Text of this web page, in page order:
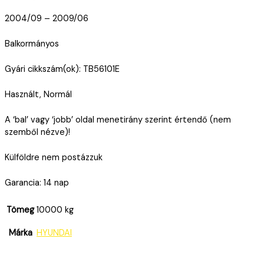
2004/09 – 2009/06
Balkormányos
Gyári cikkszám(ok): TB56101E
Használt, Normál
A ‘bal’ vagy ‘jobb’ oldal menetirány szerint értendő (nem
szemből nézve)!
Külföldre nem postázzuk
Garancia: 14 nap
Tömeg 10000 kg
Márka HYUNDAI